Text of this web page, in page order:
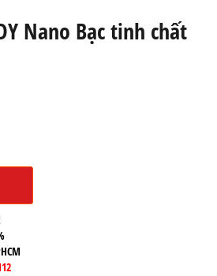
Nano Bạc tinh chất